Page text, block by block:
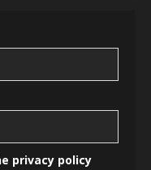
privacy policy